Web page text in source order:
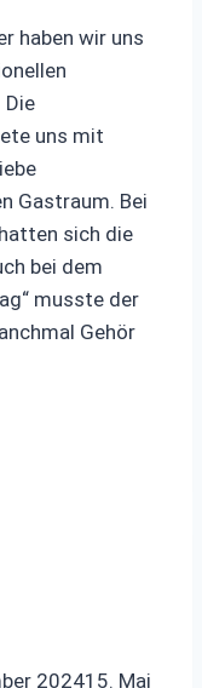
haben wir uns
uns mit
Gastraum. Bei
sich die
bei dem
musste der
Gehör
202415. Mai